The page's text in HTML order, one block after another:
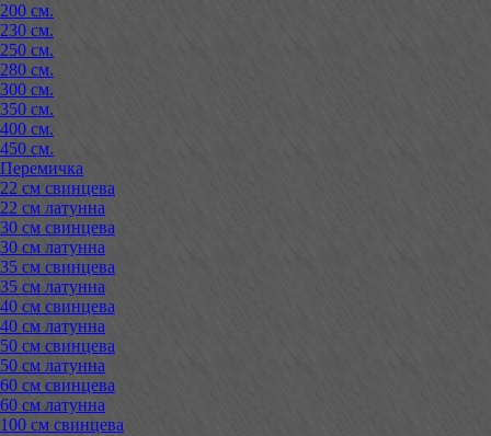
200 см.
230 см.
250 см.
280 см.
300 см.
350 см.
400 см.
450 см.
Перемичка
22 см свинцева
22 см латунна
30 см свинцева
30 см латунна
35 см свинцева
35 см латунна
40 см свинцева
40 см латунна
50 см свинцева
50 см латунна
60 см свинцева
60 см латунна
100 см свинцева